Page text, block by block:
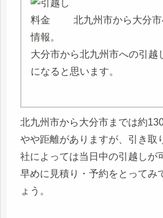
北九州市から大分
情報。
大分市から北九州市への引越
になると思います。
北九州市から大分市までは約
やや距離がありますが、引き取
社によっては当日中の引越しが
早めに見積り・予約をとってみ
ょう。